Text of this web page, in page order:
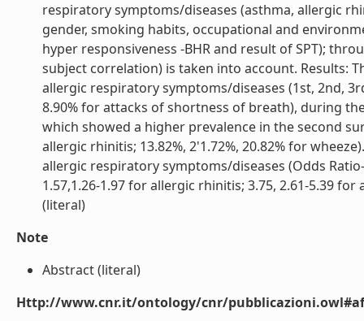
respiratory symptoms/diseases (asthma, allergic
gender, smoking habits, occupational and
hyper responsiveness -BHR and result of SPT);
subject correlation) is taken into account. Results:
allergic respiratory symptoms/diseases (1st, 2nd,
8.90% for attacks of shortness of breath), during
which showed a higher prevalence in the second
allergic rhinitis; 13.82%, 2'1.72%, 20.82% for
allergic respiratory symptoms/diseases (Odds
1.57,1.26-1.97 for allergic rhinitis; 3.75, 2.61-5.39
(literal)
Note
Abstract (literal)
Http://www.cnr.it/ontology/cnr/